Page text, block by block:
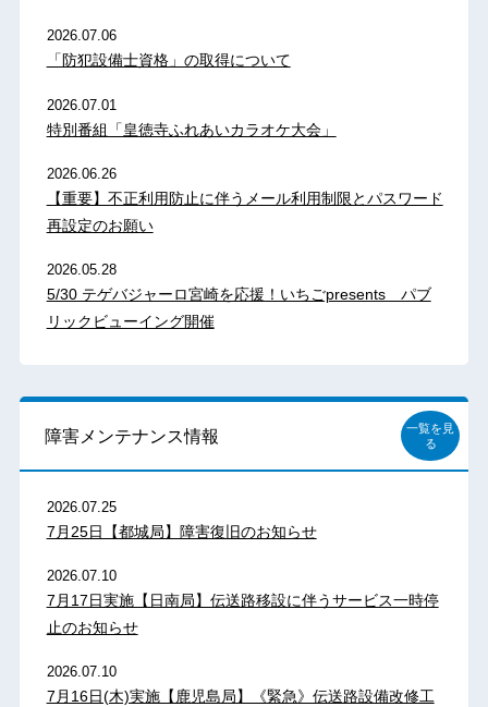
2026.07.06
「防犯設備士資格」の取得について
2026.07.01
特別番組「皇徳寺ふれあいカラオケ大会」
2026.06.26
【重要】不正利用防止に伴うメール利用制限とパスワード
再設定のお願い
2026.05.28
5/30 テゲバジャーロ宮崎を応援！いちごpresents パブ
リックビューイング開催
障害メンテナンス情報
一覧を見
る
2026.07.25
7月25日【都城局】障害復旧のお知らせ
2026.07.10
7月17日実施【日南局】伝送路移設に伴うサービス一時停
止のお知らせ
2026.07.10
7月16日(木)実施【鹿児島局】《緊急》伝送路設備改修工